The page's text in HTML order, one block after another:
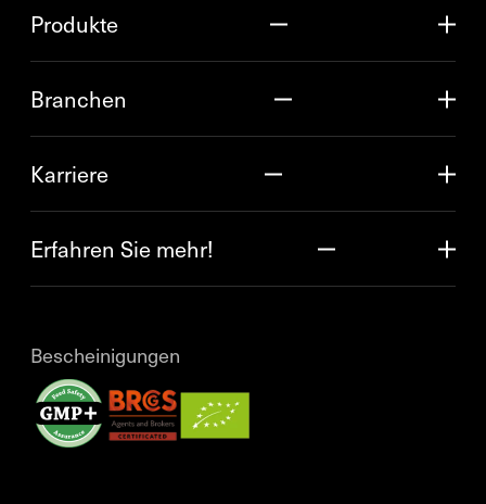
Produkte
Branchen
Karriere
Erfahren Sie mehr!
Bescheinigungen